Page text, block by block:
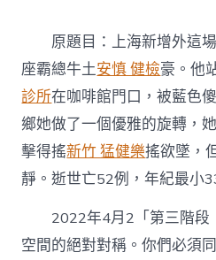
原題目：上海新增外這場
座霸總牛土安慎 健檢豪。他
診所在咖啡館門口，被藍色
鄉她做了一個優雅的旋轉，
擊得搖新竹 猛健樂搖欲墜，
靜。逝世亡52例，年紀最小
2022年4月2「第三階段
空間的絕對對稱。你們必須